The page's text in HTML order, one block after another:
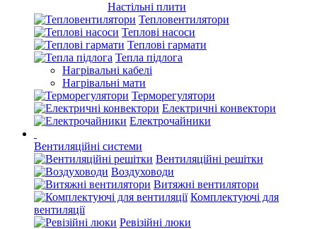
Настільні плити
Тепловентилятори
Теплові насоси
Теплові гармати
Тепла підлога
Нагрівальні кабелі
Нагрівальні мати
Терморегулятори
Електричні конвектори
Електрочайники
Вентиляційні системи
Вентиляційні решітки
Воздуховоди
Витяжні вентилятори
Комплектуючі для
вентиляції
Ревізійні люки